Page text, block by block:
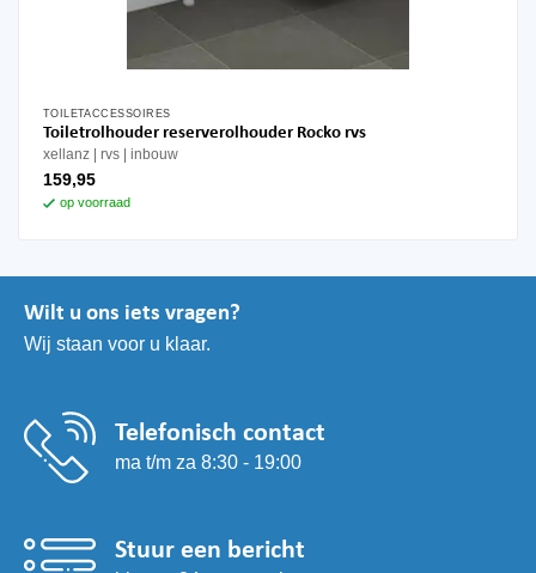
TOILETACCESSOIRES
Toiletrolhouder reserverolhouder Rocko rvs
xellanz rvs inbouw
159,95
op voorraad
Wilt u ons iets vragen?
Wij staan voor u klaar.
Telefonisch contact
ma t/m za 8:30 - 19:00
Stuur een bericht